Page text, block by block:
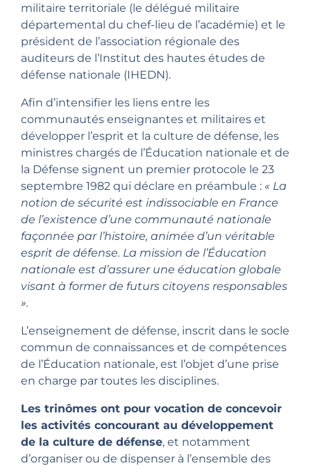
militaire territoriale (le délégué militaire
départemental du chef-lieu de l’académie) et le
président de l’association régionale des
auditeurs de l’Institut des hautes études de
défense nationale (IHEDN).
Afin d’intensifier les liens entre les
communautés enseignantes et militaires et
développer l’esprit et la culture de défense, les
ministres chargés de l’Éducation nationale et de
la Défense signent un premier protocole le 23
septembre 1982 qui déclare en préambule : « La
notion de sécurité est indissociable en France
de l’existence d’une communauté nationale
façonnée par l’histoire, animée d’un véritable
esprit de défense. La mission de l’Éducation
nationale est d’assurer une éducation globale
visant à former de futurs citoyens responsables
».
L’enseignement de défense, inscrit dans le socle
commun de connaissances et de compétences
de l’Éducation nationale, est l’objet d’une prise
en charge par toutes les disciplines.
Les trinômes ont pour vocation de concevoir
les activités concourant au développement
de la culture de défense, et notamment
d’organiser ou de dispenser à l’ensemble des